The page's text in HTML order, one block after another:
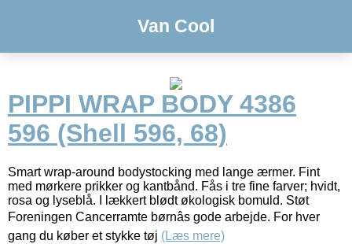
Van Cool
PIPPI WRAP BODY 4386
596 (Shell 596, 68)
Smart wrap-around bodystocking med lange ærmer. Fint
med mørkere prikker og kantbånd. Fås i tre fine farver; hvidt,
rosa og lyseblå. I lækkert blødt økologisk bomuld. Støt
Foreningen Cancerramte børnâs gode arbejde. For hver
gang du køber et stykke tøj (Læs mere)